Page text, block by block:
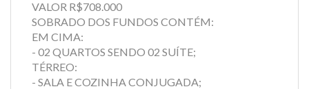
VALOR R$708.000
SOBRADO DOS FUNDOS CONTÉM:
EM CIMA:
- 02 QUARTOS SENDO 02 SUÍTE;
TÉRREO:
- SALA E COZINHA CONJUGADA;